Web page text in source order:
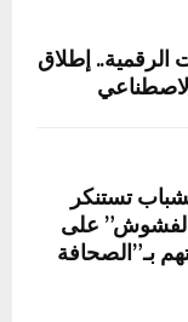
الرقمية.. إطلاق
تستنكر
الفشوش” على
بـ”الصحافة